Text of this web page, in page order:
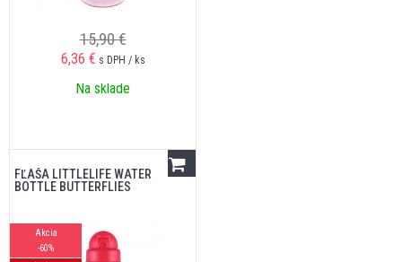
15,90 €
6,36 € s DPH / ks
Na sklade
FĽAŠA LITTLELIFE WATER
BOTTLE BUTTERFLIES
Akcia
-60%